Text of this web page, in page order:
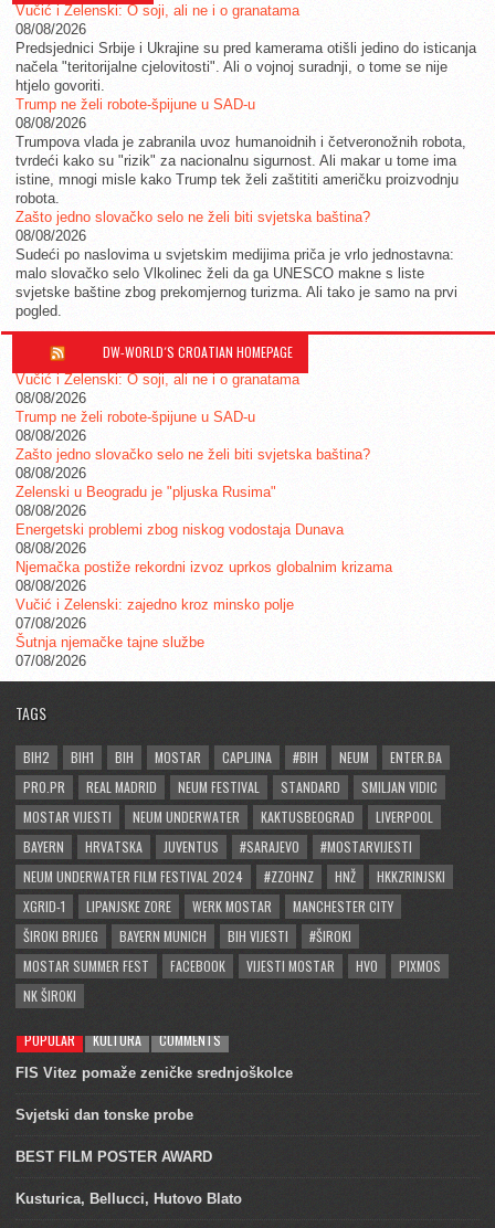
Vučić i Zelenski: O soji, ali ne i o granatama
08/08/2026
Predsjednici Srbije i Ukrajine su pred kamerama otišli jedino do isticanja
načela "teritorijalne cjelovitosti". Ali o vojnoj suradnji, o tome se nije
htjelo govoriti.
Trump ne želi robote-špijune u SAD-u
08/08/2026
Trumpova vlada je zabranila uvoz humanoidnih i četveronožnih robota,
tvrdeći kako su "rizik" za nacionalnu sigurnost. Ali makar u tome ima
istine, mnogi misle kako Trump tek želi zaštititi američku proizvodnju
robota.
Zašto jedno slovačko selo ne želi biti svjetska baština?
08/08/2026
Sudeći po naslovima u svjetskim medijima priča je vrlo jednostavna:
malo slovačko selo Vlkolinec želi da ga UNESCO makne s liste
svjetske baštine zbog prekomjernog turizma. Ali tako je samo na prvi
pogled.
DW-WORLD´S CROATIAN HOMEPAGE
Vučić i Zelenski: O soji, ali ne i o granatama
08/08/2026
Trump ne želi robote-špijune u SAD-u
08/08/2026
Zašto jedno slovačko selo ne želi biti svjetska baština?
08/08/2026
Zelenski u Beogradu je "pljuska Rusima"
08/08/2026
Energetski problemi zbog niskog vodostaja Dunava
08/08/2026
Njemačka postiže rekordni izvoz uprkos globalnim krizama
08/08/2026
Vučić i Zelenski: zajedno kroz minsko polje
07/08/2026
Šutnja njemačke tajne službe
07/08/2026
TAGS
BIH2 BIH1 BIH MOSTAR CAPLJINA #BIH NEUM
ENTER.BA
PRO.PR
REAL MADRID NEUM FESTIVAL STANDARD
SMILJAN VIDIC
MOSTAR VIJESTI
NEUM UNDERWATER KAKTUSBEOGRAD
LIVERPOOL
BAYERN
HRVATSKA JUVENTUS #SARAJEVO
#MOSTARVIJESTI
NEUM UNDERWATER FILM FESTIVAL 2024
#ZZOHNZ HNŽ
HKKZRINJSKI
XGRID-1
LIPANJSKE ZORE WERK MOSTAR
MANCHESTER CITY
ŠIROKI BRIJEG
BAYERN MUNICH BIH VIJESTI
#ŠIROKI
MOSTAR SUMMER FEST
FACEBOOK VIJESTI MOSTAR HVO
PIXMOS
NK ŠIROKI
POPULAR KULTURA COMMENTS
FIS Vitez pomaže zeničke srednjoškolce
Svjetski dan tonske probe
BEST FILM POSTER AWARD
Kusturica, Bellucci, Hutovo Blato